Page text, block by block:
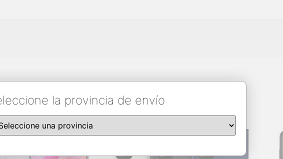
la provincia de envío